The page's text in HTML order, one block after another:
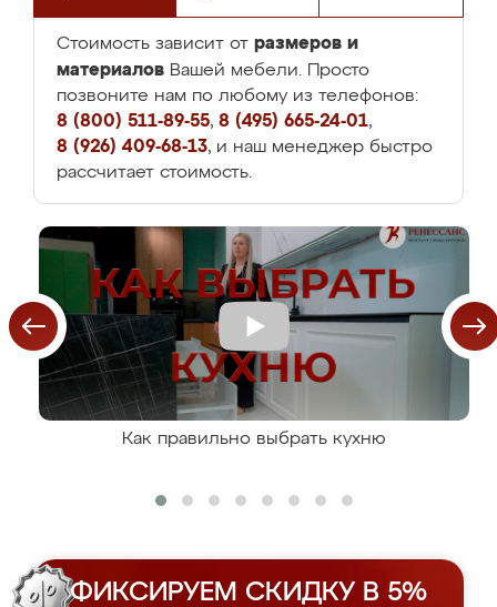
Стоимость зависит от размеров и
материалов Вашей мебели. Просто
позвоните нам по любому из телефонов:
8 (800) 511-89-55, 8 (495) 665-24-01,
8 (926) 409-68-13, и наш менеджер быстро
рассчитает стоимость.
Как правильно выбрать кухню
ФИКСИРУЕМ СКИДКУ В 5%